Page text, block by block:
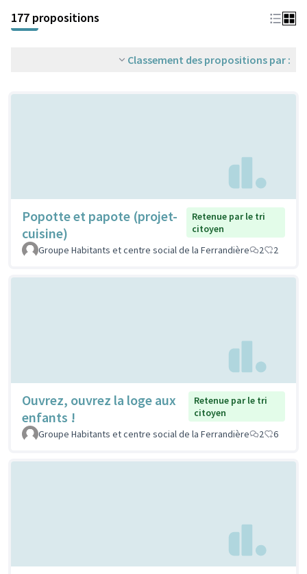
177 propositions
Classement des propositions par :
Popotte et papote (projet-
cuisine)
Retenue par le tri
citoyen
Groupe Habitants et centre social de la Ferrandière
2 2
Ouvrez, ouvrez la loge aux
enfants !
Retenue par le tri
citoyen
Groupe Habitants et centre social de la Ferrandière
2 6